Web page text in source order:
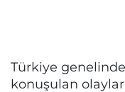
Türkiye
konuşulan